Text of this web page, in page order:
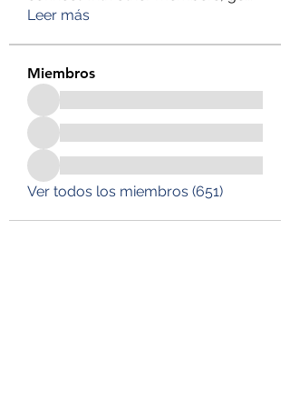
Leer más
Miembros
Ver todos los miembros (651)